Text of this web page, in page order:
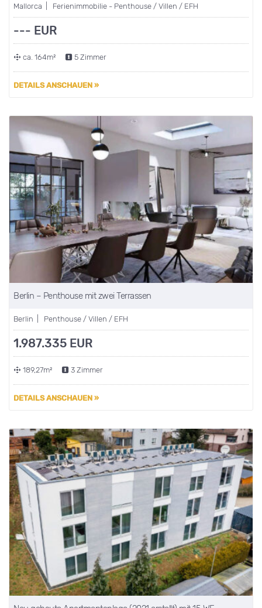
Mallorca | Ferienimmobilie - Penthouse / Villen / EFH
--- EUR
ca. 164m² 5 Zimmer
DETAILS ANSCHAUEN »
Berlin – Penthouse mit zwei Terrassen
Berlin | Penthouse / Villen / EFH
1.987.335 EUR
189,27m² 3 Zimmer
DETAILS ANSCHAUEN »